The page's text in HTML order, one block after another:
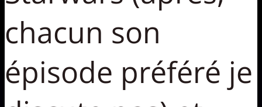
chacun son
épisode préféré je